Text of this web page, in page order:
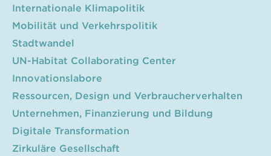
Internationale Klimapolitik
Mobilität und Verkehrspolitik
Stadtwandel
UN-Habitat Collaborating Center
Innovationslabore
Ressourcen, Design und Verbraucherverhalten
Unternehmen, Finanzierung und Bildung
Digitale Transformation
Zirkuläre Gesellschaft